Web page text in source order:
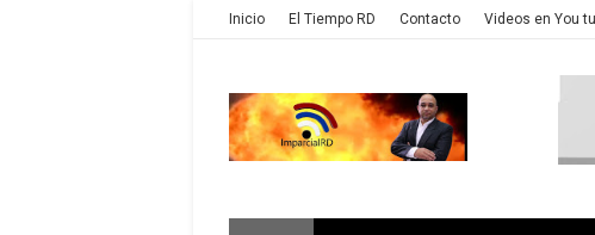
Inicio El Tiempo RD Contacto Videos en You